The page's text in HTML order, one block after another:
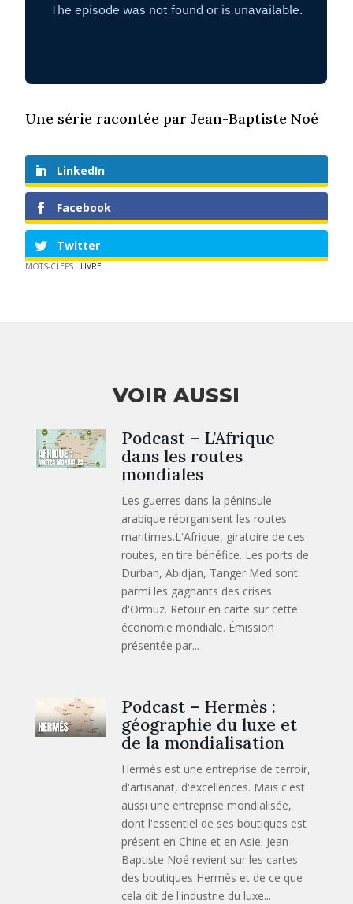
Une série racontée par Jean-Baptiste Noé
LinkedIn
Facebook
Twitter
MOTS-CLEFS : LIVRE
VOIR AUSSI
Podcast – L’Afrique
dans les routes
mondiales
Les guerres dans la péninsule
arabique réorganisent les routes
maritimes.L'Afrique, giratoire de ces
routes, en tire bénéfice. Les ports de
Durban, Abidjan, Tanger Med sont
parmi les gagnants des crises
d'Ormuz. Retour en carte sur cette
économie mondiale. Émission
présentée par...
Podcast – Hermès :
géographie du luxe et
de la mondialisation
Hermès est une entreprise de terroir,
d'artisanat, d'excellences. Mais c'est
aussi une entreprise mondialisée,
dont l'essentiel de ses boutiques est
présent en Chine et en Asie. Jean-
Baptiste Noé revient sur les cartes
des boutiques Hermès et de ce que
cela dit de l'industrie du luxe...